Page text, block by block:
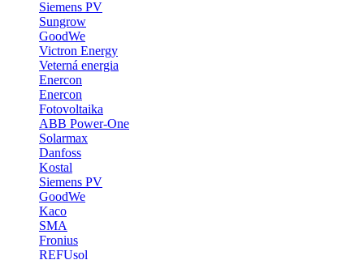
Siemens PV
Sungrow
GoodWe
Victron Energy
Veterná energia
Enercon
Enercon
Fotovoltaika
ABB Power-One
Solarmax
Danfoss
Kostal
Siemens PV
GoodWe
Kaco
SMA
Fronius
REFUsol